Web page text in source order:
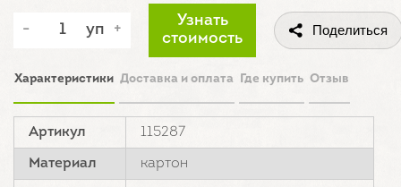
уп
Узнать
стоимость
Поделиться
Характеристики Доставка и оплата Где купить Отзыв
Артикул 115287
Материал картон